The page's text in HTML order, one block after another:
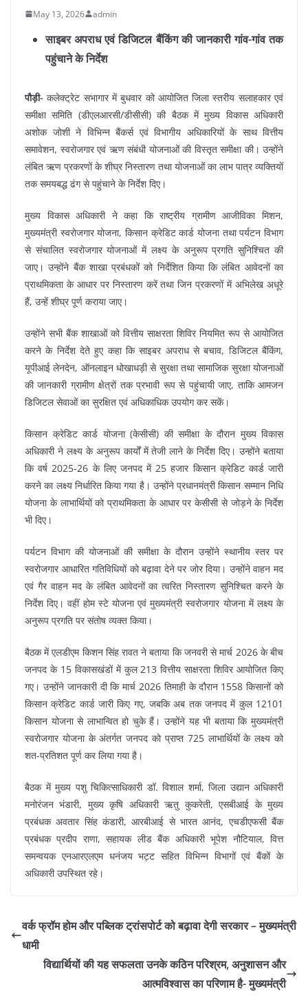
May 13, 2026 admin
साइबर अपराध एवं डिजिटल बैंकिंग की जानकारी गांव-गांव तक
पहुंचाने के निर्देश
पौड़ी- कलेक्ट्रेट सभागार में बुधवार को आयोजित जिला स्तरीय सलाहकार एवं
समीक्षा समिति (डीएलआरसी/डीसीसी) की बैठक में मुख्य विकास अधिकारी
अशोक जोशी ने विभिन्न बैंकर्स एवं विभागीय अधिकारियों के साथ वित्तीय
समावेशन, स्वरोजगार एवं ऋण संबंधी योजनाओं की विस्तृत समीक्षा की। उन्होंने
लंबित ऋण प्रकरणों के शीघ्र निस्तारण तथा योजनाओं का लाभ पात्र व्यक्तियों
तक समयबद्ध ढंग से पहुंचाने के निर्देश दिए।
मुख्य विकास अधिकारी ने कहा कि राष्ट्रीय ग्रामीण आजीविका मिशन,
मुख्यमंत्री स्वरोजगार योजना, किसान क्रेडिट कार्ड योजना तथा पर्यटन विभाग
से संचालित स्वरोजगार योजनाओं में लक्ष्य के अनुरूप प्रगति सुनिश्चित की
जाए। उन्होंने बैंक शाखा प्रबंधकों को निर्देशित किया कि लंबित आवेदनों का
प्राथमिकता के आधार पर निस्तारण करें तथा जिन प्रकरणों में अभिलेख अधूरे
हैं, उन्हें शीघ्र पूर्ण कराया जाए।
उन्होंने सभी बैंक शाखाओं को वित्तीय साक्षरता शिविर नियमित रूप से आयोजित
करने के निर्देश देते हुए कहा कि साइबर अपराध से बचाव, डिजिटल बैंकिंग,
यूपीआई लेनदेन, ऑनलाइन धोखाधड़ी से सुरक्षा तथा सामाजिक सुरक्षा योजनाओं
की जानकारी ग्रामीण क्षेत्रों तक प्रभावी रूप से पहुंचायी जाए, ताकि आमजन
डिजिटल सेवाओं का सुरक्षित एवं अधिकाधिक उपयोग कर सकें।
किसान क्रेडिट कार्ड योजना (केसीसी) की समीक्षा के दौरान मुख्य विकास
अधिकारी ने लक्ष्य के अनुरूप कार्यों में तेजी लाने के निर्देश दिए। उन्होंने बताया
कि वर्ष 2025-26 के लिए जनपद में 25 हजार किसान क्रेडिट कार्ड जारी
करने का लक्ष्य निर्धारित किया गया है। उन्होंने प्रधानमंत्री किसान सम्मान निधि
योजना के लाभार्थियों को प्राथमिकता के आधार पर केसीसी से जोड़ने के निर्देश
भी दिए।
पर्यटन विभाग की योजनाओं की समीक्षा के दौरान उन्होंने स्थानीय स्तर पर
स्वरोजगार आधारित गतिविधियों को बढ़ावा देने पर जोर दिया। उन्होंने वाहन मद
एवं गैर वाहन मद के लंबित आवेदनों का त्वरित निस्तारण सुनिश्चित करने के
निर्देश दिए। वहीं होम स्टे योजना एवं मुख्यमंत्री स्वरोजगार योजना में लक्ष्य के
अनुरूप प्रगति पर संतोष व्यक्त किया।
बैठक में एलडीएम किशन सिंह रावत ने बताया कि जनवरी से मार्च 2026 के बीच
जनपद के 15 विकासखंडों में कुल 213 वित्तीय साक्षरता शिविर आयोजित किए
गए। उन्होंने जानकारी दी कि मार्च 2026 तिमाही के दौरान 1558 किसानों को
किसान क्रेडिट कार्ड जारी किए गए, जबकि अब तक जनपद में कुल 12101
किसान योजना से लाभान्वित हो चुके हैं। उन्होंने यह भी बताया कि मुख्यमंत्री
स्वरोजगार योजना के अंतर्गत जनपद को प्राप्त 725 लाभार्थियों के लक्ष्य को
शत-प्रतिशत पूर्ण कर लिया गया है।
बैठक में मुख्य पशु चिकित्साधिकारी डॉ. विशाल शर्मा, जिला उद्यान अधिकारी
मनोरंजन भंडारी, मुख्य कृषि अधिकारी ऋतु कुकरेती, एसबीआई के मुख्य
प्रबंधक अवतार सिंह कंडारी, आरबीआई से भारत आनंद, एचडीएफसी बैंक
प्रबंधक प्रदीप राणा, सहायक लीड बैंक अधिकारी भूपेश नौटियाल, वित्त
समन्वयक एनआरएलएम धनंजय भट्ट सहित विभिन्न विभागों एवं बैंकों के
अधिकारी उपस्थित रहे।
वर्क फ्रॉम होम और पब्लिक ट्रांसपोर्ट को बढ़ावा देगी सरकार – मुख्यमंत्री
धामी
विद्यार्थियों की यह सफलता उनके कठिन परिश्रम, अनुशासन और
आत्मविश्वास का परिणाम है- मुख्यमंत्री